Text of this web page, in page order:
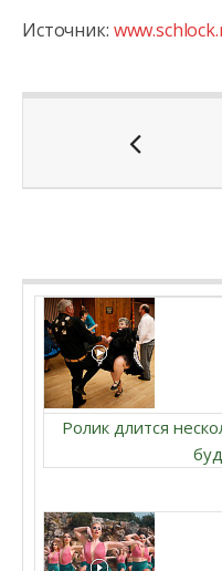
Источник:
Ролик длится